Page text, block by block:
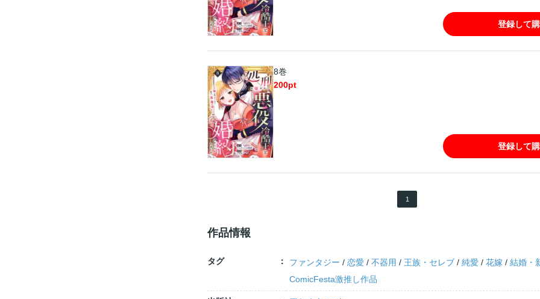
登録して
8巻
200pt
登録して
1
作品情報
タグ ファンタジー /恋愛 /不器用 /王族・セレブ /純愛 /花嫁 /結婚・
ComicFesta激推し作品